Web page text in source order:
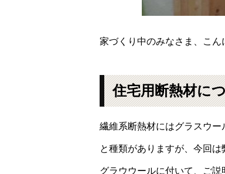
家づくり中のみなさま、こん
住宅用断熱材に
繊維系断熱材にはグラスウ
と種類がありますが、今回
グラウウールに付いて、ご説